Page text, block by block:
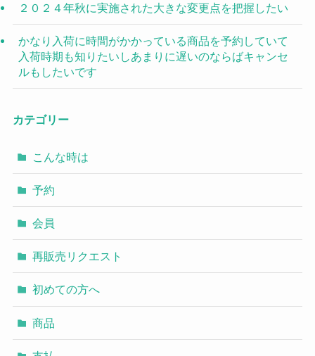
２０２４年秋に実施された大きな変更点を把握したい
かなり入荷に時間がかかっている商品を予約していて
入荷時期も知りたいしあまりに遅いのならばキャンセ
ルもしたいです
カテゴリー
こんな時は
予約
会員
再販売リクエスト
初めての方へ
商品